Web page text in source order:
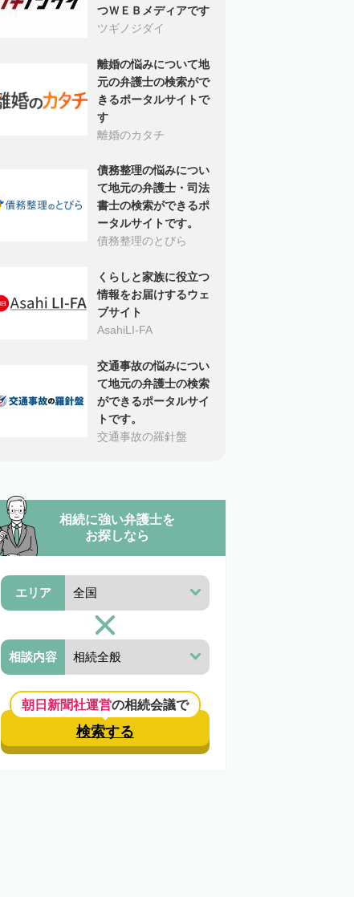
つＷＥＢメディアです
ツギノジダイ
離婚の悩みについて地
元の弁護士の検索がで
きるポータルサイトで
す
離婚のカタチ
債務整理の悩みについ
て地元の弁護士・司法
書士の検索ができるポ
ータルサイトです。
債務整理のとびら
くらしと家族に役立つ
情報をお届けするウェ
ブサイト
AsahiLI-FA
交通事故の悩みについ
て地元の弁護士の検索
ができるポータルサイ
トです。
交通事故の羅針盤
相続に強い弁護士を
お探しなら
エリア
相談内容
朝日新聞社運営の相続会議で
検索する